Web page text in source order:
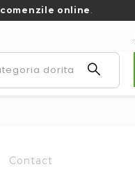
comenzile online.
Contact